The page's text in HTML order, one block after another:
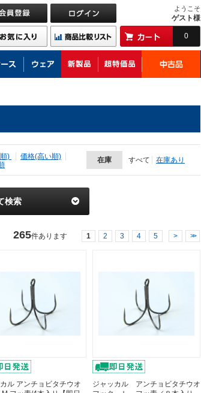
ようこそ
ゲスト様
0
)
価格(高い順)
在庫 すべて 在庫あり
検索
265件あります 1 2 3 4 5 > >>
ル アンチョビタチウオ
ジャッカル アンチョビタチウオ